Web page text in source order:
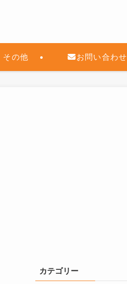
その他 お問い合わせ
カテゴリー